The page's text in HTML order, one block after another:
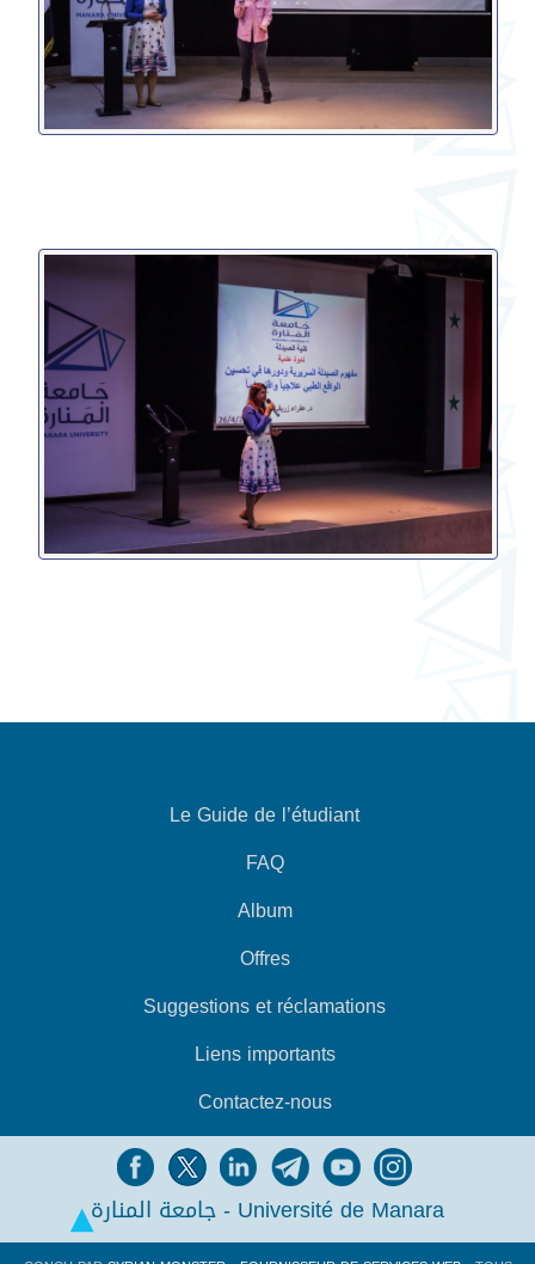
Le Guide de l’étudiant
FAQ
Album
Offres
Suggestions et réclamations
Liens importants
Contactez-nous
جامعة المنارة - Université de Manara